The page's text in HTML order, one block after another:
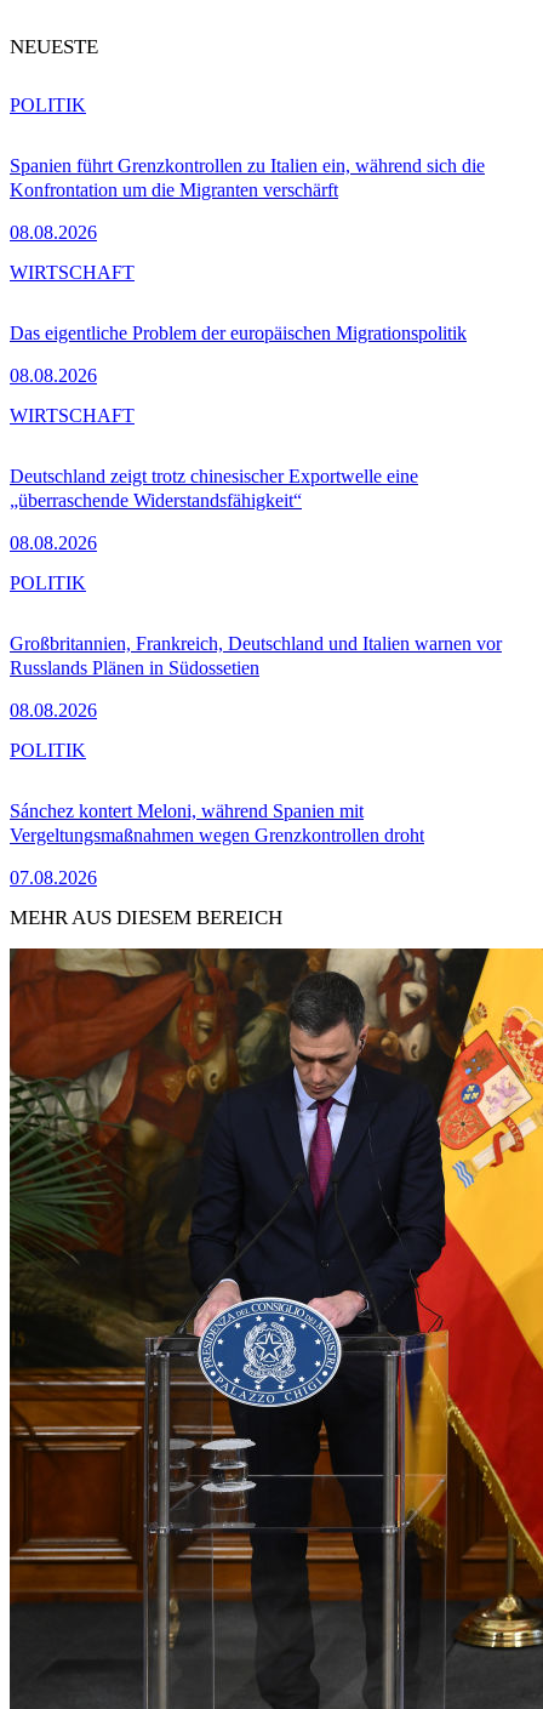
NEUESTE
Spanien führt Grenzkontrollen zu Italien ein, während sich die
Konfrontation um die Migranten verschärft
08.08.2026
POLITIK
Das eigentliche Problem der europäischen Migrationspolitik
08.08.2026
WIRTSCHAFT
Deutschland zeigt trotz chinesischer Exportwelle eine
„überraschende Widerstandsfähigkeit“
08.08.2026
WIRTSCHAFT
Großbritannien, Frankreich, Deutschland und Italien warnen vor
Russlands Plänen in Südossetien
08.08.2026
POLITIK
Sánchez kontert Meloni, während Spanien mit
Vergeltungsmaßnahmen wegen Grenzkontrollen droht
07.08.2026
POLITIK
MEHR AUS DIESEM BEREICH